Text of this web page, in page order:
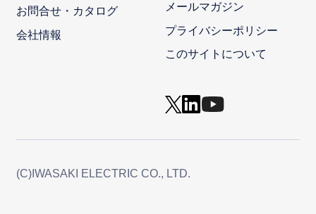
お問合せ・カタログ
会社情報
メールマガジン
プライバシーポリシー
このサイトについて
(C)IWASAKI ELECTRIC CO., LTD.